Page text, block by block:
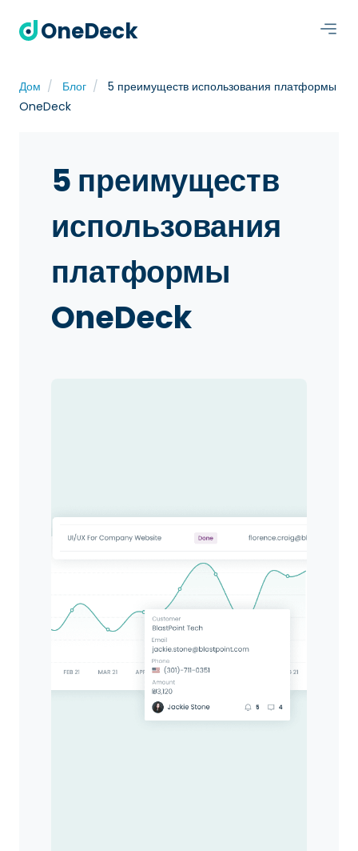
OneDeck
Дом Блог
5 преимуществ использования платформы
OneDeck
5 преимуществ
использования
платформы
OneDeck